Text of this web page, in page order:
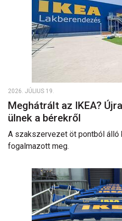
2026. JÚLIUS 19.
Meghátrált az IKEA?
ülnek a bérekről
A szakszervezet öt pontból
fogalmazott meg.